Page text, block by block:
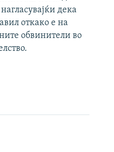
дека
откако е на
обвинители во